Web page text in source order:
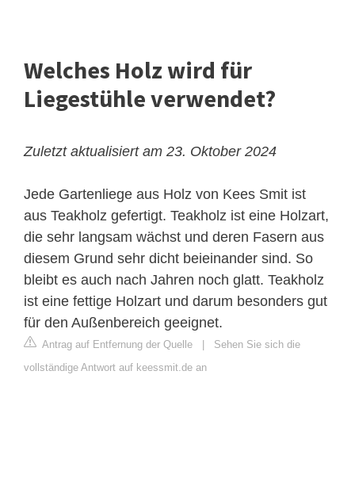
Welches Holz wird für
Liegestühle verwendet?
Zuletzt aktualisiert am 23. Oktober 2024
Jede Gartenliege aus Holz von Kees Smit ist
aus Teakholz gefertigt. Teakholz ist eine Holzart,
die sehr langsam wächst und deren Fasern aus
diesem Grund sehr dicht beieinander sind. So
bleibt es auch nach Jahren noch glatt. Teakholz
ist eine fettige Holzart und darum besonders gut
für den Außenbereich geeignet.
Antrag auf Entfernung der Quelle
Sehen Sie sich die
vollständige Antwort auf keessmit.de an